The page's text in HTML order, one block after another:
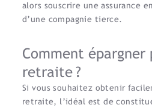
alors souscrire une assurance
d’une compagnie tierce.
Comment épargner
retraite ?
Si vous souhaitez obtenir
retraite, l’idéal est de